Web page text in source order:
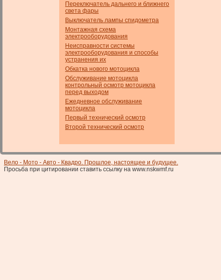
Переключатель дальнего и ближнего
света фары
Выключатель лампы спидометра
Монтажная схема
электрооборудования
Неисправности системы
электрооборудования и способы
устранения их
Обкатка нового мотоцикла
Обслуживание мотоцикла
контрольный осмотр мотоцикла
перед выходом
Ежедневное обслуживание
мотоцикла
Первый технический осмотр
Второй технический осмотр
Вело - Мото - Авто - Квадро. Прошлое, настоящее и будущее.
Просьба при цитировании ставить ссылку на www.nskwmf.ru